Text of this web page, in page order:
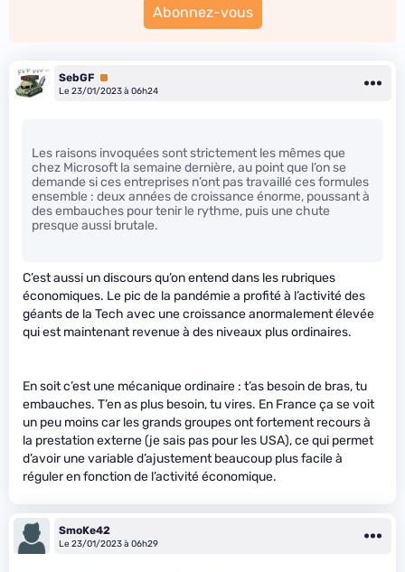
Abonnez-vous
SebGF Premium
Le 23/01/2023 à 06h24
Les raisons invoquées sont strictement les mêmes que
chez Microsoft la semaine dernière, au point que l’on se
demande si ces entreprises n’ont pas travaillé ces formules
ensemble : deux années de croissance énorme, poussant à
des embauches pour tenir le rythme, puis une chute
presque aussi brutale.
C’est aussi un discours qu’on entend dans les rubriques
économiques. Le pic de la pandémie a profité à l’activité des
géants de la Tech avec une croissance anormalement élevée
qui est maintenant revenue à des niveaux plus ordinaires.
En soit c’est une mécanique ordinaire : t’as besoin de bras, tu
embauches. T’en as plus besoin, tu vires. En France ça se voit
un peu moins car les grands groupes ont fortement recours à
la prestation externe (je sais pas pour les USA), ce qui permet
d’avoir une variable d’ajustement beaucoup plus facile à
réguler en fonction de l’activité économique.
SmoKe42
Le 23/01/2023 à 06h29